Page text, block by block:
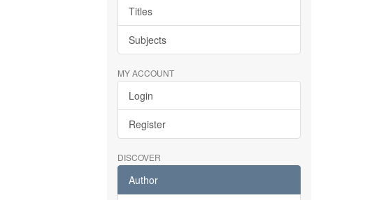
Titles
Subjects
MY ACCOUNT
Login
Register
DISCOVER
Author